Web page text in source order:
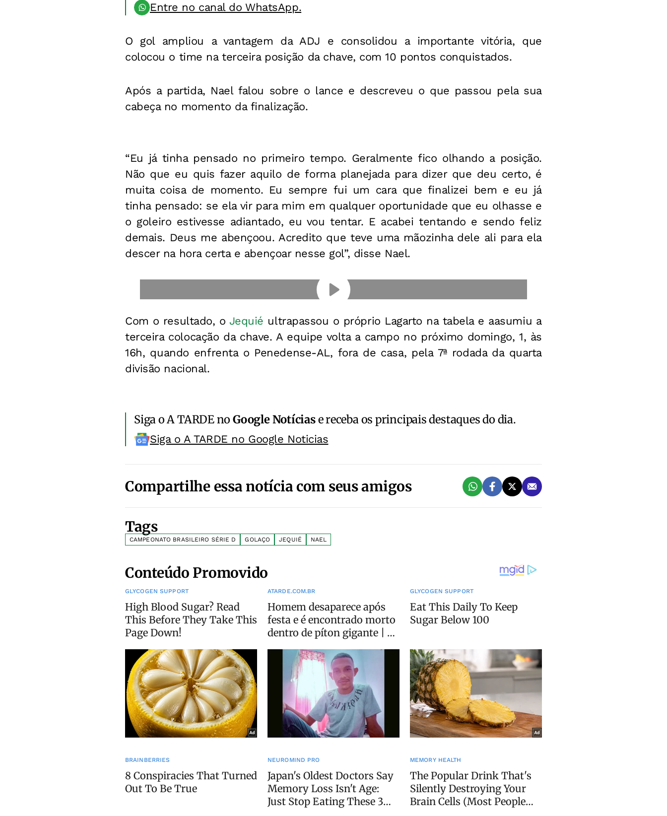
Entre no canal do WhatsApp.
O gol ampliou a vantagem da ADJ e consolidou a importante vitória, que
colocou o time na terceira posição da chave, com 10 pontos conquistados.
Após a partida, Nael falou sobre o lance e descreveu o que passou pela sua
cabeça no momento da finalização.
“Eu já tinha pensado no primeiro tempo. Geralmente fico olhando a posição.
Não que eu quis fazer aquilo de forma planejada para dizer que deu certo, é
muita coisa de momento. Eu sempre fui um cara que finalizei bem e eu já
tinha pensado: se ela vir para mim em qualquer oportunidade que eu olhasse e
o goleiro estivesse adiantado, eu vou tentar. E acabei tentando e sendo feliz
demais. Deus me abençoou. Acredito que teve uma mãozinha dele ali para ela
descer na hora certa e abençoar nesse gol”, disse Nael.
Com o resultado, o Jequié ultrapassou o próprio Lagarto na tabela e aasumiu a
terceira colocação da chave. A equipe volta a campo no próximo domingo, 1, às
16h, quando enfrenta o Penedense-AL, fora de casa, pela 7ª rodada da quarta
divisão nacional.
Siga o A TARDE noGoogle Notíciase receba os principais destaques do dia.
Siga o A TARDE no Google Noticias
Compartilhe essa notícia com seus amigos
Tags
CAMPEONATO BRASILEIRO SÉRIE D GOLAÇO JEQUIÉ NAEL